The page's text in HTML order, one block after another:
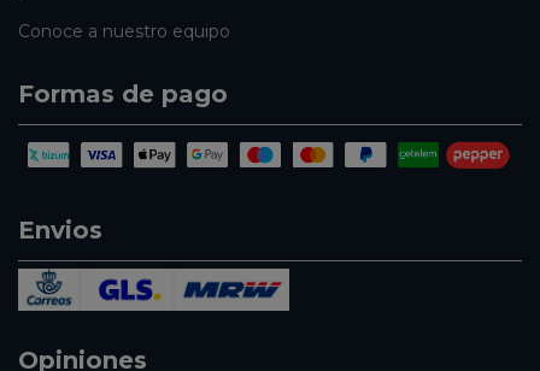
Conoce a nuestro equipo
Formas de pago
Envios
Opiniones